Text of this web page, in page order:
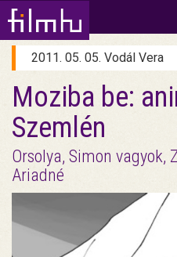
2011. 05. 05. Vodál Vera
Moziba be:
Szemlén
Orsolya, Simon vagyok,
Ariadné